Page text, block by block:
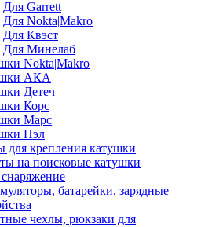
Для Garrett
Для Nokta|Makro
Для Квэст
Для Минелаб
Nokta|Makro
АКА
Детеч
Корс
Марс
Нэл
для крепления катушки
на поисковые катушки
батарейки, зарядные
чехлы, рюкзаки для